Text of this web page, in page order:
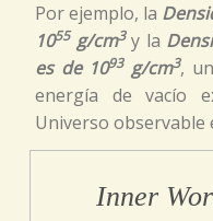
Por ejemplo, la
1055g/cm3y la
es de 1093g/cm3,
energía de vacío
Universo observable
Inner